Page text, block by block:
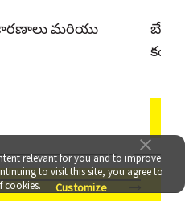
relevant for you and to improve
to visit this site, you agree to
cookies.
Customize
మరియు